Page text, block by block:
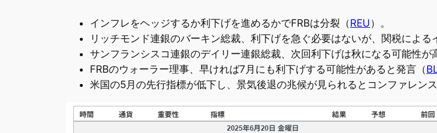
インフレをヘッジするか利下げを進めるかでFRBは分裂（REU）。
リッチモンド連銀のバーキン総裁、利下げを急ぐ必要はないが、関税によ
サンフランシスコ連銀のデイリー連銀総裁、次回利下げは秋になる可能性が
FRBのウォーラー理事、早ければ7月にも利下げする可能性があると発言（
米国の5月の先行指標が低下し、景気後退の兆候が見られるとコンファレン